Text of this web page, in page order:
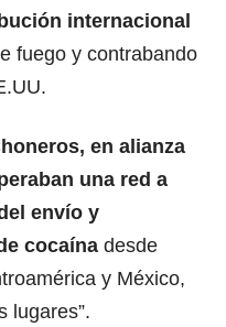
internacional
fuego y contrabando
en alianza
una red a
envío y
cocaína desde
y México,
lugares”.